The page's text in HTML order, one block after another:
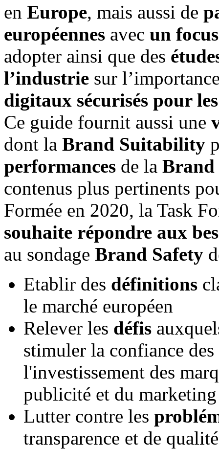
en Europe, mais aussi de
européennes avec un focus
adopter ainsi que des
l’industrie sur
digitaux sécurisés pour
Ce guide fournit aussi une
dont la Brand Suitability
performances de la Brand
contenus plus pertinents
Formée en 2020, la Task
souhaite répondre aux
au sondage Brand Safety
Etablir des définitions
le marché européen
Relever les défis
stimuler la confiance
l'investissement des
publicité et du
Lutter contre les
transparence et de